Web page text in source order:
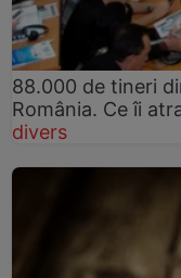
88.000 de tineri
România. Ce îi
divers